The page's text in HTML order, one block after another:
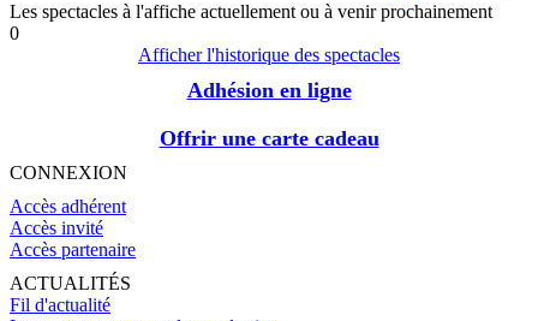
Les spectacles à l'affiche actuellement ou à venir prochainement
0
Afficher l'historique des spectacles
Adhésion en ligne
Offrir une carte cadeau
CONNEXION
Accès adhérent
Accès invité
Accès partenaire
ACTUALITÉS
Fil d'actualité